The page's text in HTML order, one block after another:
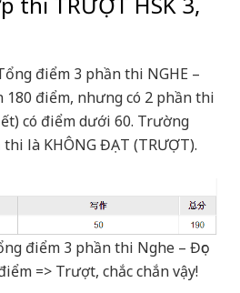
điểm 3 phần thi NGHE –
180 điểm, nhưng có 2 phần thi
có điểm dưới 60. Trường
là KHÔNG ĐẠT (TRƯỢT).
điểm 3 phần thi Nghe – Đọc
=> Trượt, chắc chắn vậy!